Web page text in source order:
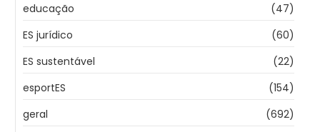
educação
(47)
ES jurídico
(60)
ES sustentável
(22)
esportES
(154)
geral
(692)